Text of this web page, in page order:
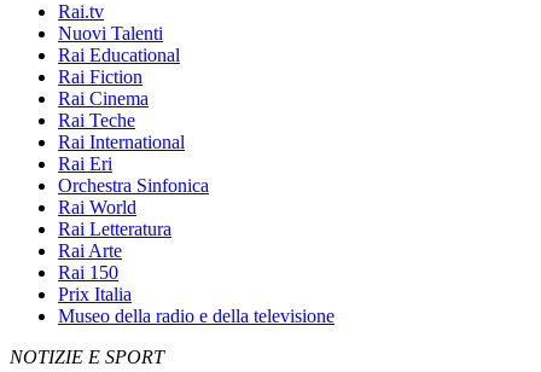
Rai.tv
Nuovi Talenti
Rai Educational
Rai Fiction
Rai Cinema
Rai Teche
Rai International
Rai Eri
Orchestra Sinfonica
Rai World
Rai Letteratura
Rai Arte
Rai 150
Prix Italia
Museo della radio e della televisione
NOTIZIE E SPORT